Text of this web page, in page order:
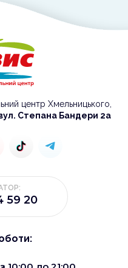
центр Хмельницького,
Степана Бандери 2а
59 20